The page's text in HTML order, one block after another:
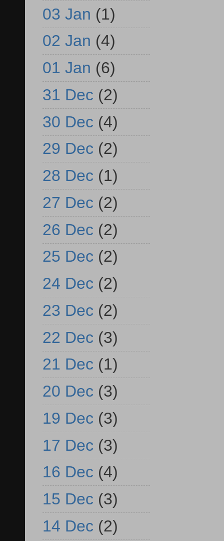
03 Jan (1)
02 Jan (4)
01 Jan (6)
31 Dec (2)
30 Dec (4)
29 Dec (2)
28 Dec (1)
27 Dec (2)
26 Dec (2)
25 Dec (2)
24 Dec (2)
23 Dec (2)
22 Dec (3)
21 Dec (1)
20 Dec (3)
19 Dec (3)
17 Dec (3)
16 Dec (4)
15 Dec (3)
14 Dec (2)